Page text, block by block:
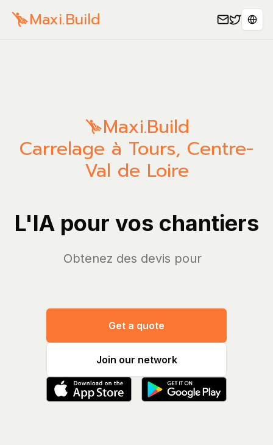
Maxi.Build
Maxi.Build
Carrelage à Tours, Centre-
Val de Loire
L'IA pour vos chantiers
Obtenez des d
Get a quote
Join our network